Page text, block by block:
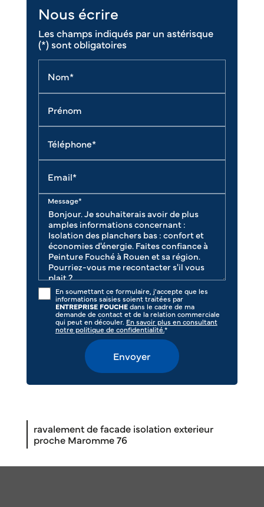
Nous écrire
Les champs indiqués par un astérisque
(*) sont obligatoires
Nom*
Prénom
Téléphone*
Email*
Message*
En soumettant ce formulaire, j'accepte que les
informations saisies soient traitées par
ENTREPRISE FOUCHEdans le cadre de ma
demande de contact et de la relation commerciale
qui peut en découler. En savoir plus en consultant
notre politique de confidentialité.*
ravalement de facade isolation exterieur
proche Maromme 76